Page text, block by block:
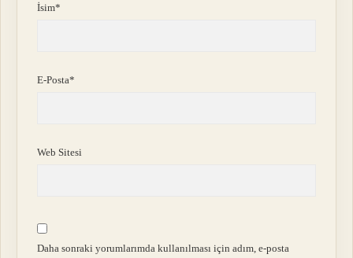
İsim*
E-Posta*
Web Sitesi
Daha sonraki yorumlarımda kullanılması için adım, e-posta